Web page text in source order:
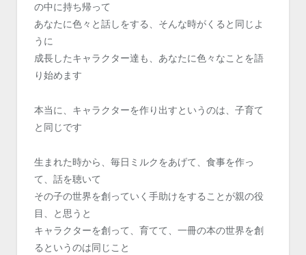
の中に持ち帰って
あなたに色々と話しをする、そんな時がくると同じよ
うに
成長したキャラクター達も、あなたに色々なことを語
り始めます
本当に、キャラクターを作り出すというのは、子育て
と同じです
生まれた時から、毎日ミルクをあげて、食事を作っ
て、話を聴いて
その子の世界を創っていく手助けをすることが親の役
目、と思うと
キャラクターを創って、育てて、一冊の本の世界を創
るというのは同じこと